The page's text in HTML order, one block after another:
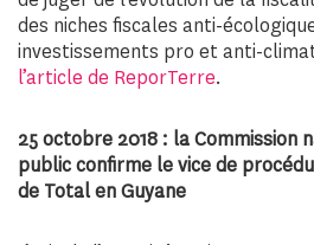
des niches fiscales anti-
investissements pro et anti-
l’article de ReporTerre.
25 octobre 2018 : la Commission
public confirme le vice de
de Total en Guyane